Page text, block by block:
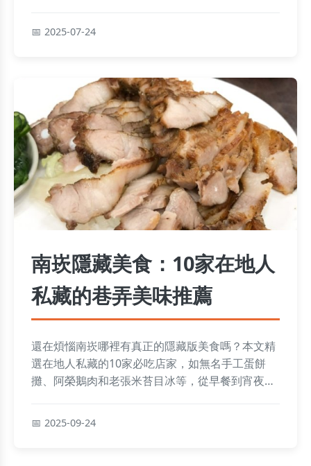
2025-07-24
南崁隱藏美食：10家在地人
私藏的巷弄美味推薦
還在煩惱南崁哪裡有真正的隱藏版美食嗎？本文精
選在地人私藏的10家必吃店家，如無名手工蛋餅
攤、阿榮鵝肉和老張米苔目冰等，從早餐到宵夜通
2025-09-24